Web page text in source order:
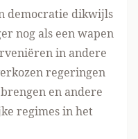
democratie dikwijls
nog als een wapen
in andere
regeringen
en andere
regimes in het